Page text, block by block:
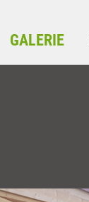
GALERIE